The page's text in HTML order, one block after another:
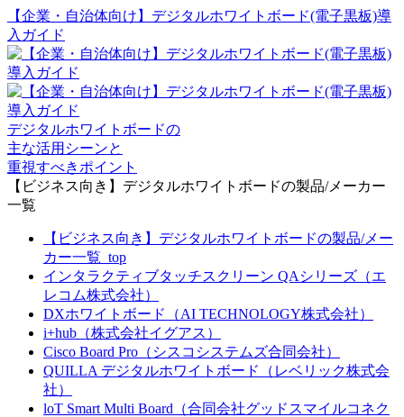
【企業・自治体向け】デジタルホワイトボード(電子黒板)導
入ガイド
デジタルホワイトボードの
主な活用シーンと
重視すべきポイント
【ビジネス向き】デジタルホワイトボードの製品/メーカー
一覧
【ビジネス向き】デジタルホワイトボードの製品/メー
カー一覧_top
インタラクティブタッチスクリーン QAシリーズ（エ
レコム株式会社）
DXホワイトボード（AI TECHNOLOGY株式会社）
i+hub（株式会社イグアス）
Cisco Board Pro（シスコシステムズ合同会社）
QUILLA デジタルホワイトボード（レベリック株式会
社）
loT Smart Multi Board（合同会社グッドスマイルコネク